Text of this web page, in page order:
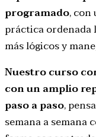
programado, con
práctica ordenada
más lógicos y
Nuestro curso
con un amplio
paso a paso,
semana a semana